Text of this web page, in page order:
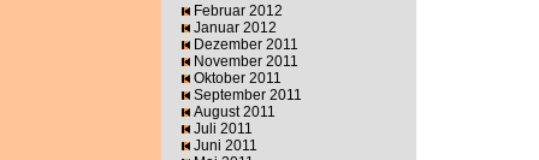
Februar 2012
Januar 2012
Dezember 2011
November 2011
Oktober 2011
September 2011
August 2011
Juli 2011
Juni 2011